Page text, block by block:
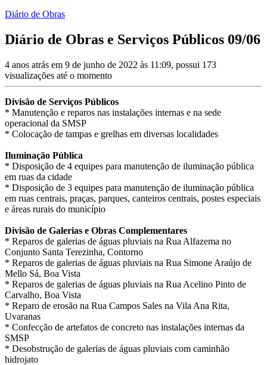
Diário de Obras
Diário de Obras e Serviços Públicos 09/06
4 anos atrás em 9 de junho de 2022 às 11:09, possui 173
visualizações até o momento
Divisão de Serviços Públicos
* Manutenção e reparos nas instalações internas e na sede
operacional da SMSP
* Colocação de tampas e grelhas em diversas localidades
Iluminação Pública
* Disposição de 4 equipes para manutenção de iluminação pública
em ruas da cidade
* Disposição de 3 equipes para manutenção de iluminação pública
em ruas centrais, praças, parques, canteiros centrais, postes especiais
e áreas rurais do município
Divisão de Galerias e Obras Complementares
* Reparos de galerias de águas pluviais na Rua Alfazema no
Conjunto Santa Terezinha, Contorno
* Reparos de galerias de águas pluviais na Rua Simone Araújo de
Mello Sá, Boa Vista
* Reparos de galerias de águas pluviais na Rua Acelino Pinto de
Carvalho, Boa Vista
* Reparo de erosão na Rua Campos Sales na Vila Ana Rita,
Uvaranas
* Confecção de artefatos de concreto nas instalações internas da
SMSP
* Desobstrução de galerias de águas pluviais com caminhão
hidrojato